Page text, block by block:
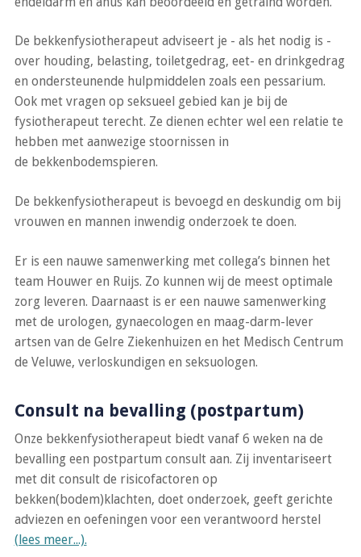
De bekkenfysiotherapeut adviseert je - als het nodig is -
over houding, belasting, toiletgedrag, eet- en drinkgedrag
en ondersteunende hulpmiddelen zoals een pessarium.
Ook met vragen op seksueel gebied kan je bij de
fysiotherapeut terecht. Ze dienen echter wel een relatie te
hebben met aanwezige stoornissen in
de bekkenbodemspieren.
De bekkenfysiotherapeut is bevoegd en deskundig om bij
vrouwen en mannen inwendig onderzoek te doen.
Er is een nauwe samenwerking met collega’s binnen het
team Houwer en Ruijs. Zo kunnen wij de meest optimale
zorg leveren. Daarnaast is er een nauwe samenwerking
met de urologen, gynaecologen en maag-darm-lever
artsen van de Gelre Ziekenhuizen en het Medisch Centrum
de Veluwe, verloskundigen en seksuologen.
Consult na bevalling (postpartum)
Onze bekkenfysiotherapeut biedt vanaf 6 weken na de
bevalling een postpartum consult aan. Zij inventariseert
met dit consult de risicofactoren op
bekken(bodem)klachten, doet onderzoek, geeft gerichte
adviezen en oefeningen voor een verantwoord herstel
(lees meer...).